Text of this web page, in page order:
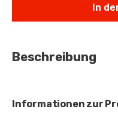
In
Beschreibung
Informationen zur